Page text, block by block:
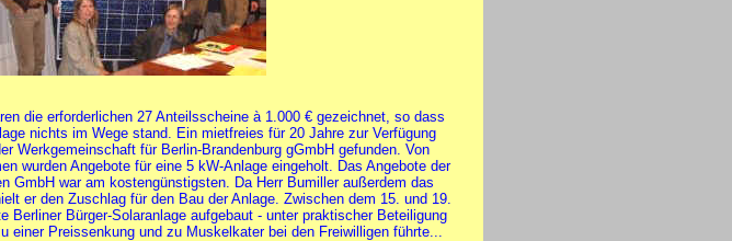
die erforderlichen 27 Anteilsscheine à 1.000 € gezeichnet, so dass
nichts im Wege stand. Ein mietfreies für 20 Jahre zur Verfügung
Werkgemeinschaft für Berlin-Brandenburg gGmbH gefunden. Von
wurden Angebote für eine 5 kW-Anlage eingeholt. Das Angebote der
GmbH war am kostengünstigsten. Da Herr Bumiller außerdem das
er den Zuschlag für den Bau der Anlage. Zwischen dem 15. und 19.
Berliner Bürger-Solaranlage aufgebaut - unter praktischer Beteiligung
einer Preissenkung und zu Muskelkater bei den Freiwilligen führte...